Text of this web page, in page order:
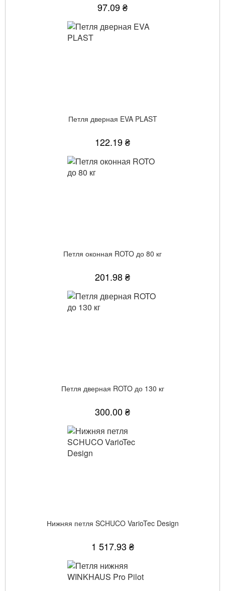
97.09 ₴
Петля дверная EVA PLAST
122.19 ₴
Петля оконная ROTO до 80 кг
201.98 ₴
Петля дверная ROTO до 130 кг
300.00 ₴
Нижняя петля SCHUCO VarioTec Design
1 517.93 ₴